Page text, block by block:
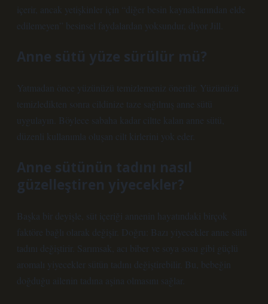
içerir, ancak yetişkinler için “diğer besin kaynaklarından elde
edilemeyen” besinsel faydalardan yoksundur, diyor Jill.
Anne sütü yüze sürülür mü?
Yatmadan önce yüzünüzü temizlemeniz önerilir. Yüzünüzü
temizledikten sonra cildinize taze sağılmış anne sütü
uygulayın. Böylece sabaha kadar ciltte kalan anne sütü,
düzenli kullanımla oluşan cilt kirlerini yok eder.
Anne sütünün tadını nasıl
güzelleştiren yiyecekler?
Başka bir deyişle, süt içeriği annenin hayatındaki birçok
faktöre bağlı olarak değişir. Doğru: Bazı yiyecekler anne sütü
tadını değiştirir. Sarımsak, acı biber ve soya sosu gibi güçlü
aromalı yiyecekler sütün tadını değiştirebilir. Bu, bebeğin
doğduğu ailenin tadına aşina olmasını sağlar.